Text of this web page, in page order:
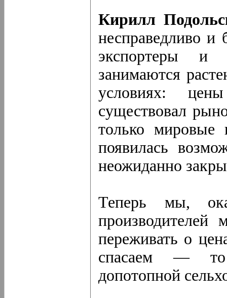
Кирилл
несправедливо и
экспортеры и
занимаются
условиях:
существовал
только
появилась
неожиданно
Теперь мы,
производителей
переживать о
спасаем — то
допотопной